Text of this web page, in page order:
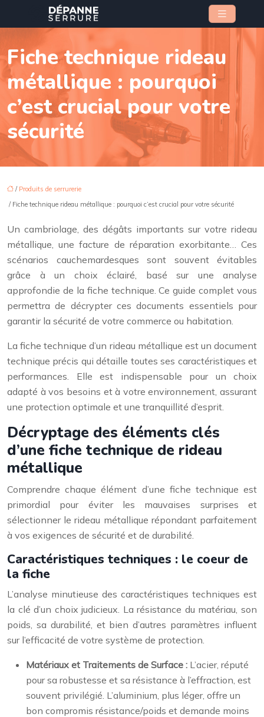
Fiche technique rideau
métallique : pourquoi
c’est crucial pour votre
sécurité
/ Produits de serrurerie
/ Fiche technique rideau métallique : pourquoi c’est crucial pour votre sécurité
Un cambriolage, des dégâts importants sur votre rideau
métallique, une facture de réparation exorbitante… Ces
scénarios cauchemardesques sont souvent évitables
grâce à un choix éclairé, basé sur une analyse
approfondie de la fiche technique. Ce guide complet vous
permettra de décrypter ces documents essentiels pour
garantir la sécurité de votre commerce ou habitation.
La fiche technique d’un rideau métallique est un document
technique précis qui détaille toutes ses caractéristiques et
performances. Elle est indispensable pour un choix
adapté à vos besoins et à votre environnement, assurant
une protection optimale et une tranquillité d’esprit.
Décryptage des éléments clés
d’une fiche technique de rideau
métallique
Comprendre chaque élément d’une fiche technique est
primordial pour éviter les mauvaises surprises et
sélectionner le rideau métallique répondant parfaitement
à vos exigences de sécurité et de durabilité.
Caractéristiques techniques : le coeur de
la fiche
L’analyse minutieuse des caractéristiques techniques est
la clé d’un choix judicieux. La résistance du matériau, son
poids, sa durabilité, et bien d’autres paramètres influent
sur l’efficacité de votre système de protection.
Matériaux et Traitements de Surface : L’acier, réputé
pour sa robustesse et sa résistance à l’effraction, est
souvent privilégié. L’aluminium, plus léger, offre un
bon compromis résistance/poids et demande moins